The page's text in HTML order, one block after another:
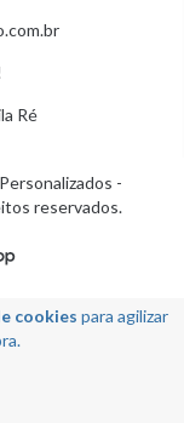
cookies para agilizar
Ré
-
reservados.